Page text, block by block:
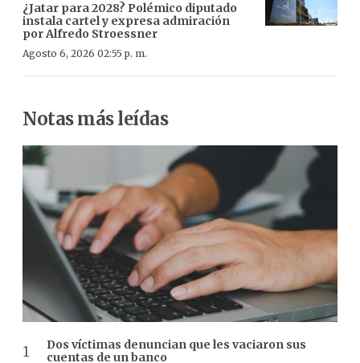
¿Jatar para 2028? Polémico diputado
instala cartel y expresa admiración
por Alfredo Stroessner
Agosto 6, 2026 02:55 p. m.
Notas más leídas
Dos víctimas denuncian que les vaciaron sus
cuentas de un banco